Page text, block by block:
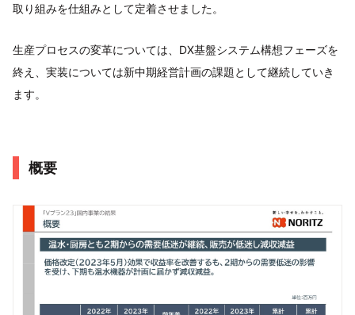
取り組みを仕組みとして定着させました。
生産プロセスの変革については、DX基盤システム構想フェーズを
終え、実装については新中期経営計画の課題として継続していき
ます。
概要